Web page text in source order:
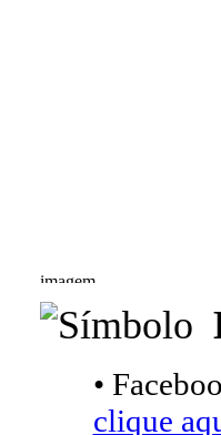
•
clique